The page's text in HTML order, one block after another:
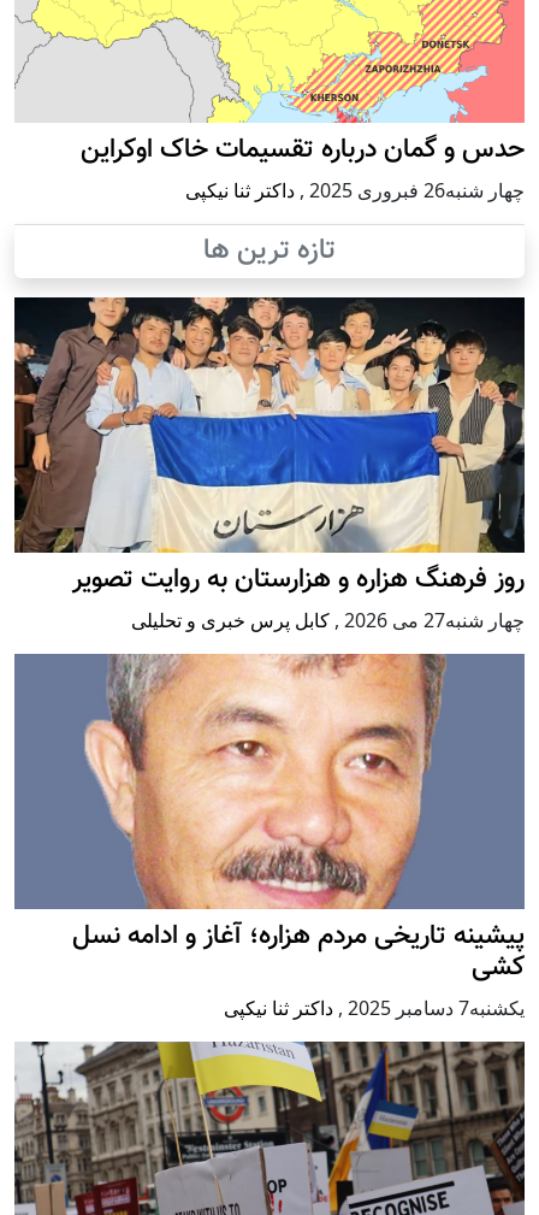
حدس و گمان درباره تقسیمات خاک اوکراین
چهار شنبه26 فبروری 2025 , داکتر ثنا نیکپی
تازه ترین ها
روز فرهنگ هزاره و هزارستان به روایت تصویر
چهار شنبه27 می 2026 , کابل پرس خبری و تحلیلی
پيشينه تاريخی مردم هزاره؛ آغاز و ادامه نسل
کشی
يكشنبه7 دسامبر 2025 , داکتر ثنا نیکپی